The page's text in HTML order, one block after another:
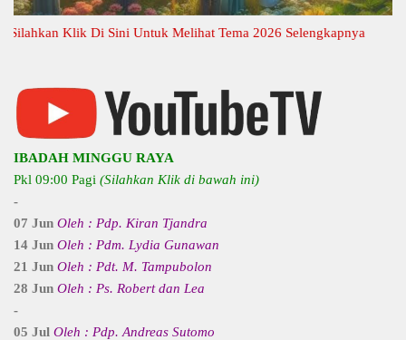
Klik Di Sini Untuk Melihat Tema 2026 Selengkapnya
IBADAH MINGGU RAYA
Pkl 09:00 Pagi (Silahkan Klik di bawah ini)
-
07 Jun Oleh : Pdp. Kiran Tjandra
14 Jun Oleh : Pdm. Lydia Gunawan
21 Jun Oleh : Pdt. M. Tampubolon
28 Jun Oleh : Ps. Robert dan Lea
-
05 Jul Oleh : Pdp. Andreas Sutomo